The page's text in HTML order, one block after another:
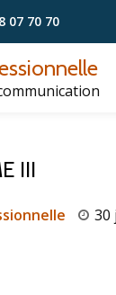
07 70 70
III
30